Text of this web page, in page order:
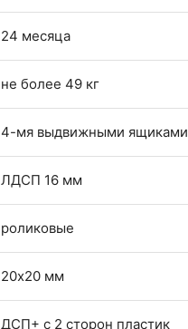
24 месяца
не более 49 кг
4-мя выдвижными ящиками
ЛДСП 16 мм
роликовые
20х20 мм
ДСП+ с 2 сторон пластик